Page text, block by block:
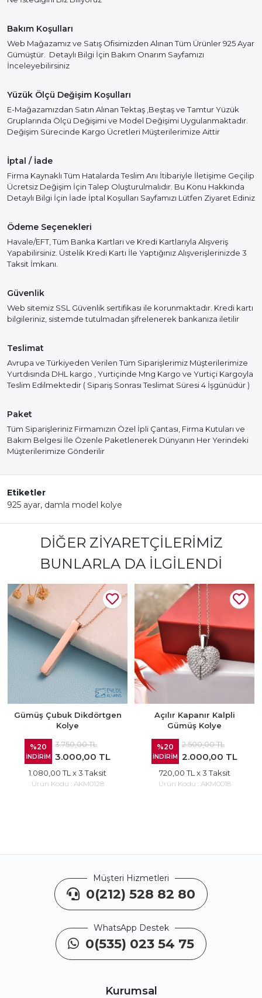
Bakım Koşulları
Web Mağazamız ve Satış Ofisimizden Alınan Tüm Ürünler 925 Ayar
Gümüştür. Detaylı Bilgi İçin Bakım Onarım Sayfamızı
İnceleyebilirsiniz
Yüzük Ölçü Değişim Koşulları
E-Mağazamızdan Satın Alınan Tektaş ,Beştaş ve Tamtur Yüzük
Gruplarında Ölçü Değişimi ve Model Değişimi Uygulanmaktadır.
Değişim Sürecinde Kargo Ücretleri Müşterilerimize Aittir
İptal / İade
Firma Kaynaklı Tüm Hatalarda Teslim Anı İtibariyle İletişime Geçilip
Ücretsiz Değişim İçin Talep Oluşturulmalıdır. Bu Konu Hakkında
Detaylı Bilgi İçin İade İptal Koşulları Sayfamızı Lütfen Ziyaret Ediniz
Ödeme Seçenekleri
Havale/EFT, Tüm Banka Kartları ve Kredi Kartlarıyla Alışveriş
Yapabilirsiniz. Üstelik Kredi Kartı İle Yaptığınız Alışverişlerinizde 3
Taksit İmkanı.
Güvenlik
Web sitemiz SSL Güvenlik sertifikası ile korunmaktadır. Kredi kartı
bilgileriniz, sistemde tutulmadan şifrelenerek bankanıza iletilir
Teslimat
Avrupa ve Türkiyeden Verilen Tüm Siparişlerimiz Müşterilerimize
Yurtdısında DHL kargo , Yurtiçinde Mng Kargo ve Yurtiçi Kargoyla
Teslim Edilmektedir ( Sipariş Sonrası Teslimat Süresi 4 İşgünüdür )
Paket
Tüm Siparişleriniz Firmamızın Özel İpli Çantası, Firma Kutuları ve
Bakım Belgesi İle Özenle Paketlenerek Dünyanın Her Yerindeki
Müşterilerimize Gönderilir
Etiketler
925 ayar, damla model kolye
DIĞER ZIYARETÇILERIMIZ
BUNLARLA DA İLGILENDI
Gümüş Çubuk Dikdörtgen
Kolye
%20
İNDİRİM
3.750,00 TL
3.000,00 TL
1.080,00 TL x 3 Taksit
Ürün Kodu : AKM0128
Açılır Kapanır Kalpli
Gümüş Kolye
%20
İNDİRİM
2.500,00 TL
2.000,00 TL
720,00 TL x 3 Taksit
Ürün Kodu : AKM0018
Müşteri Hizmetleri
0(212) 528 82 80
WhatsApp Destek
0(535) 023 54 75
Kurumsal